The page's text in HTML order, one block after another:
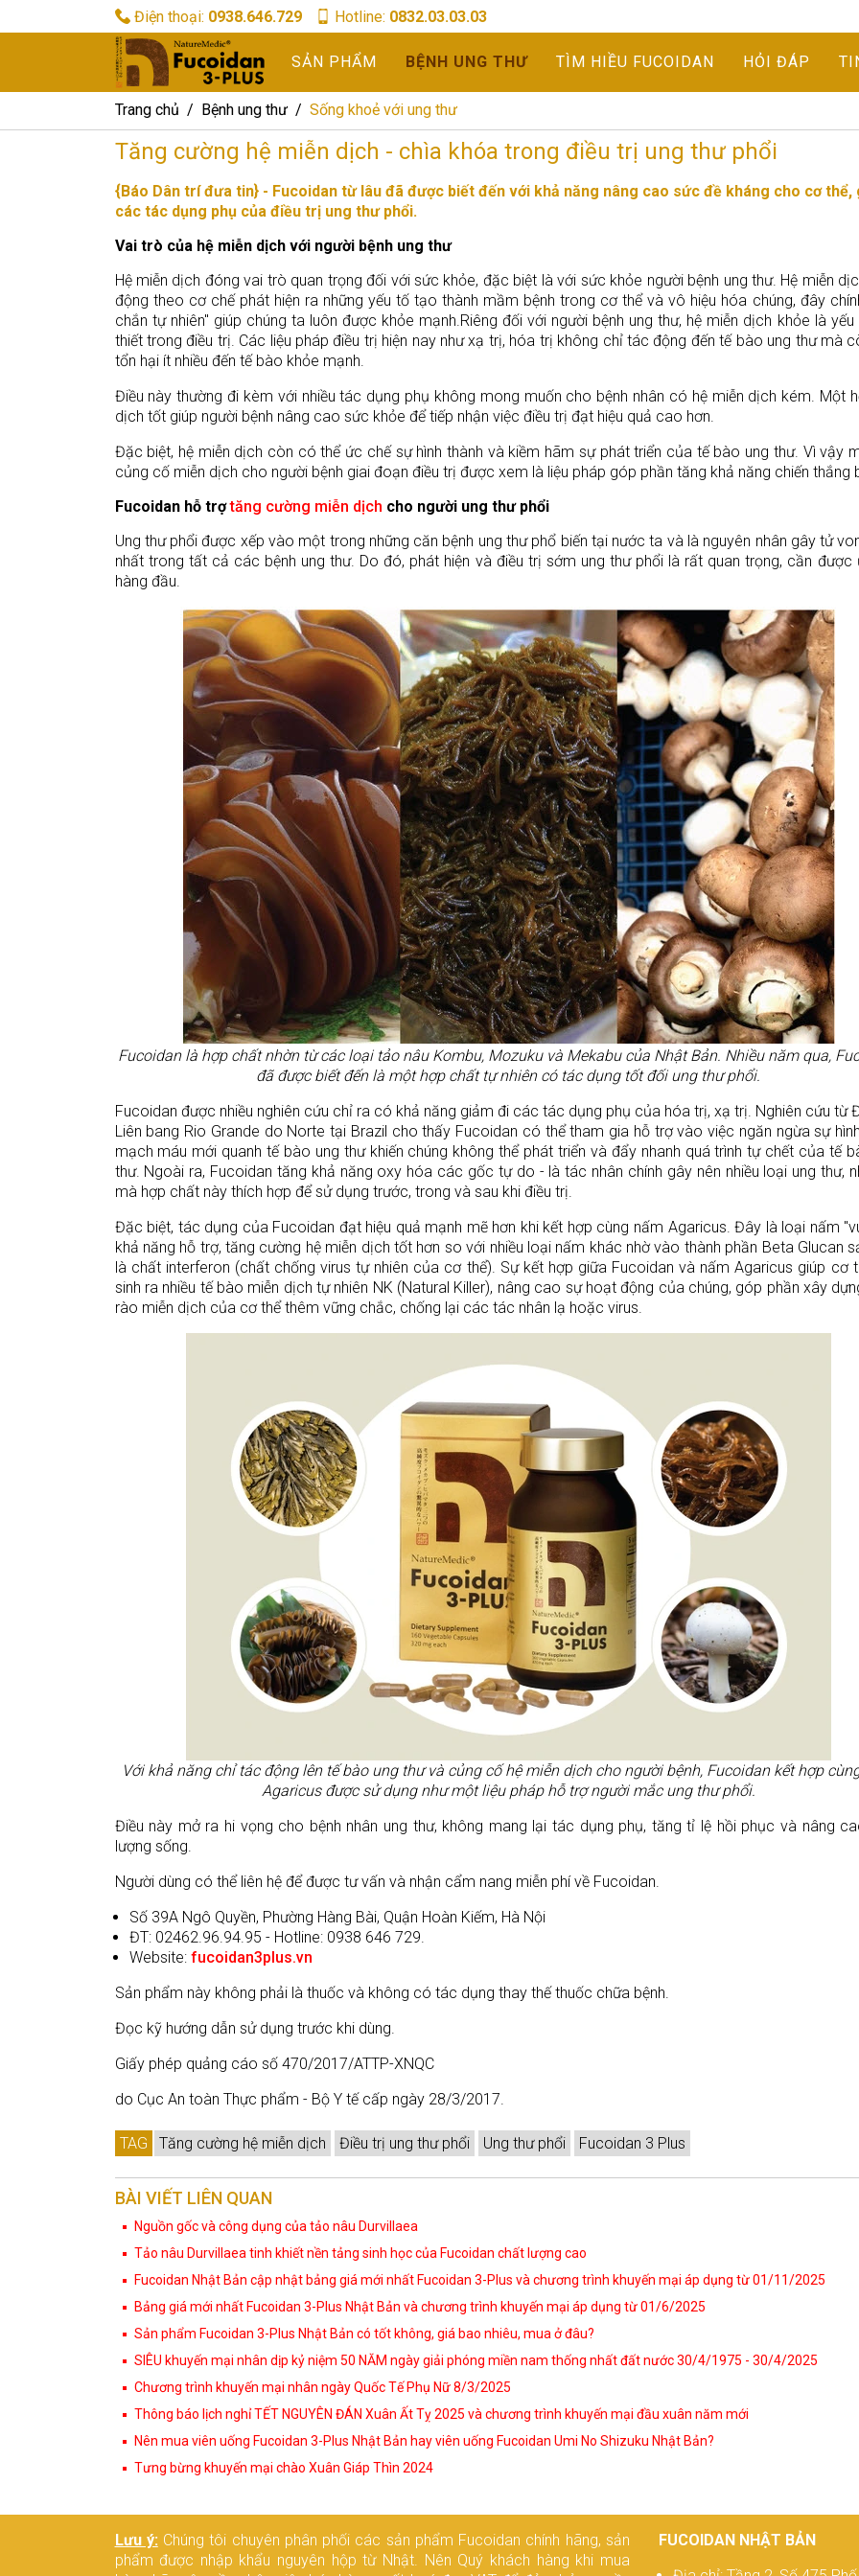
Điện thoại: 0938.646.729 Hotline: 0832.03.03.03
SẢN PHẨM BỆNH UNG THƯ TÌM HIỀU FUCOIDAN HỎI ĐÁP
Trang chủ Bệnh ung thư Sống khoẻ với ung thư
Tăng cường hệ miễn dịch - chìa khóa trong điều trị ung thư phổi
{Báo Dân trí đưa tin} - Fucoidan từ lâu đã được biết đến với khả năng nâng cao sức đề kháng cho cơ thể,
các tác dụng phụ của điều trị ung thư phổi.
Vai trò của hệ miễn dịch với người bệnh ung thư
Hệ miễn dịch đóng vai trò quan trọng đối với sức khỏe, đặc biệt là với sức khỏe người bệnh ung thư. Hệ miễn
động theo cơ chế phát hiện ra những yếu tố tạo thành mầm bệnh trong cơ thể và vô hiệu hóa chúng, đây
chắn tự nhiên" giúp chúng ta luôn được khỏe mạnh.Riêng đối với người bệnh ung thư, hệ miễn dịch khỏe là
thiết trong điều trị. Các liệu pháp điều trị hiện nay như xạ trị, hóa trị không chỉ tác động đến tế bào ung thư mà
tổn hại ít nhiều đến tế bào khỏe mạnh.
Điều này thường đi kèm với nhiều tác dụng phụ không mong muốn cho bệnh nhân có hệ miễn dịch kém. Một
dịch tốt giúp người bệnh nâng cao sức khỏe để tiếp nhận việc điều trị đạt hiệu quả cao hơn.
Đặc biệt, hệ miễn dịch còn có thể ức chế sự hình thành và kiềm hãm sự phát triển của tế bào ung thư. Vì vậy
củng cố miễn dịch cho người bệnh giai đoạn điều trị được xem là liệu pháp góp phần tăng khả năng chiến thắng
Fucoidan hỗ trợtăng cường miễn dịch cho người ung thư phổi
Ung thư phổi được xếp vào một trong những căn bệnh ung thư phổ biến tại nước ta và là nguyên nhân gây tử
nhất trong tất cả các bệnh ung thư. Do đó, phát hiện và điều trị sớm ung thư phổi là rất quan trọng, cần được
hàng đầu.
Fucoidan là hợp chất nhờn từ các loại tảo nâu Kombu, Mozuku và Mekabu của Nhật Bản. Nhiều năm qua,
đã được biết đến là một hợp chất tự nhiên có tác dụng tốt đối ung thư phổi.
Fucoidan được nhiều nghiên cứu chỉ ra có khả năng giảm đi các tác dụng phụ của hóa trị, xạ trị. Nghiên cứu từ
Liên bang Rio Grande do Norte tại Brazil cho thấy Fucoidan có thể tham gia hỗ trợ vào việc ngăn ngừa sự
mạch máu mới quanh tế bào ung thư khiến chúng không thể phát triển và đẩy nhanh quá trình tự chết của tế
thư. Ngoài ra, Fucoidan tăng khả năng oxy hóa các gốc tự do - là tác nhân chính gây nên nhiều loại ung thư,
mà hợp chất này thích hợp để sử dụng trước, trong và sau khi điều trị.
Đặc biệt, tác dụng của Fucoidan đạt hiệu quả mạnh mẽ hơn khi kết hợp cùng nấm Agaricus. Đây là loại nấm
khả năng hỗ trợ, tăng cường hệ miễn dịch tốt hơn so với nhiều loại nấm khác nhờ vào thành phần Beta Glucan
là chất interferon (chất chống virus tự nhiên của cơ thể). Sự kết hợp giữa Fucoidan và nấm Agaricus giúp cơ
sinh ra nhiều tế bào miễn dịch tự nhiên NK (Natural Killer), nâng cao sự hoạt động của chúng, góp phần xây
rào miễn dịch của cơ thể thêm vững chắc, chống lại các tác nhân lạ hoặc virus.
Với khả năng chỉ tác động lên tế bào ung thư và củng cố hệ miễn dịch cho người bệnh, Fucoidan kết hợp
Agaricus được sử dụng như một liệu pháp hỗ trợ người mắc ung thư phổi.
Điều này mở ra hi vọng cho bệnh nhân ung thư, không mang lại tác dụng phụ, tăng tỉ lệ hồi phục và nâng
lượng sống.
Người dùng có thể liên hệ để được tư vấn và nhận cẩm nang miễn phí về Fucoidan.
Số 39A Ngô Quyền, Phường Hàng Bài, Quận Hoàn Kiếm, Hà Nội
ĐT: 02462.96.94.95 - Hotline: 0938 646 729.
Website: fucoidan3plus.vn
Sản phẩm này không phải là thuốc và không có tác dụng thay thế thuốc chữa bệnh.
Đọc kỹ hướng dẫn sử dụng trước khi dùng.
Giấy phép quảng cáo số 470/2017/ATTP-XNQC
do Cục An toàn Thực phẩm - Bộ Y tế cấp ngày 28/3/2017.
TAG Tăng cường hệ miễn dịch Điều trị ung thư phổi Ung thư phổi Fucoidan 3 Plus
BÀI VIẾT LIÊN QUAN
Nguồn gốc và công dụng của tảo nâu Durvillaea
Tảo nâu Durvillaea tinh khiết nền tảng sinh học của Fucoidan chất lượng cao
Fucoidan Nhật Bản cập nhật bảng giá mới nhất Fucoidan 3-Plus và chương trình khuyến mại áp dụng từ 01/11/2025
Bảng giá mới nhất Fucoidan 3-Plus Nhật Bản và chương trình khuyến mại áp dụng từ 01/6/2025
Sản phẩm Fucoidan 3-Plus Nhật Bản có tốt không, giá bao nhiêu, mua ở đâu?
SIÊU khuyến mại nhân dịp kỷ niệm 50 NĂM ngày giải phóng miền nam thống nhất đất nước 30/4/1975 - 30/4/2025
Chương trình khuyến mại nhân ngày Quốc Tế Phụ Nữ 8/3/2025
Thông báo lịch nghỉ TẾT NGUYÊN ĐÁN Xuân Ất Tỵ 2025 và chương trình khuyến mại đầu xuân năm mới
Nên mua viên uống Fucoidan 3-Plus Nhật Bản hay viên uống Fucoidan Umi No Shizuku Nhật Bản?
Tưng bừng khuyến mại chào Xuân Giáp Thìn 2024
Lưu ý:Chúng tôi chuyên phân phối các sản phẩm Fucoidan chính hãng, sản
phẩm được nhập khẩu nguyên hộp từ Nhật. Nên Quý khách hàng khi mua
FUCOIDAN NHẬT BẢN